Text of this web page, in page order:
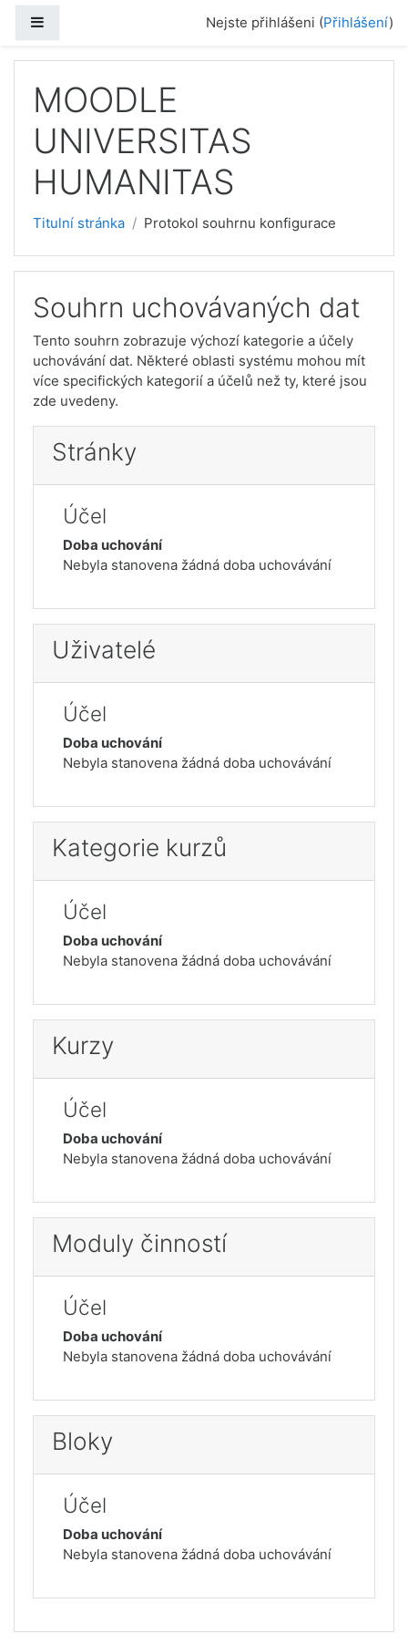
Nejste přihlášeni (Přihlášení)
MOODLE
UNIVERSITAS
HUMANITAS
Titulní stránka Protokol souhrnu konfigurace
Souhrn uchovávaných dat
Tento souhrn zobrazuje výchozí kategorie a účely
uchovávání dat. Některé oblasti systému mohou mít
více specifických kategorií a účelů než ty, které jsou
zde uvedeny.
Stránky
Účel
Doba uchování
Nebyla stanovena žádná doba uchovávání
Uživatelé
Účel
Doba uchování
Nebyla stanovena žádná doba uchovávání
Kategorie kurzů
Účel
Doba uchování
Nebyla stanovena žádná doba uchovávání
Kurzy
Účel
Doba uchování
Nebyla stanovena žádná doba uchovávání
Moduly činností
Účel
Doba uchování
Nebyla stanovena žádná doba uchovávání
Bloky
Účel
Doba uchování
Nebyla stanovena žádná doba uchovávání